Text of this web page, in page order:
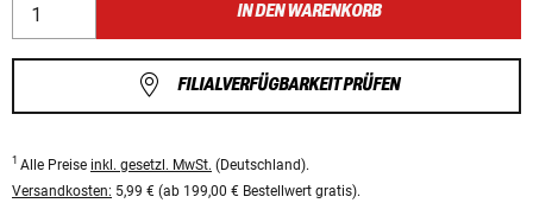
IN DEN WARENKORB
FILIALVERFÜGBARKEIT PRÜFEN
1 Alle Preise inkl. gesetzl. MwSt. (Deutschland).
Versandkosten: 5,99 € (ab 199,00 € Bestellwert gratis).